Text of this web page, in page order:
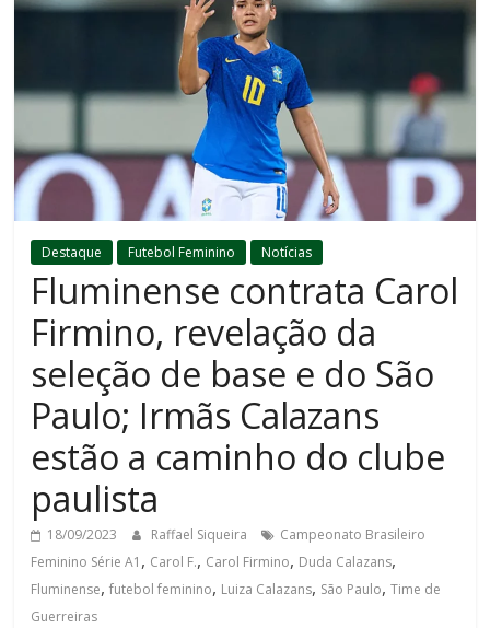
Destaque Futebol Feminino Notícias
Fluminense contrata Carol
Firmino, revelação da
seleção de base e do São
Paulo; Irmãs Calazans
estão a caminho do clube
paulista
18/09/2023 Raffael Siqueira
Campeonato Brasileiro
Feminino Série A1 , Carol F., Carol Firmino, Duda Calazans,
Fluminense,futebol feminino, Luiza Calazans, São Paulo,Time de
Guerreiras